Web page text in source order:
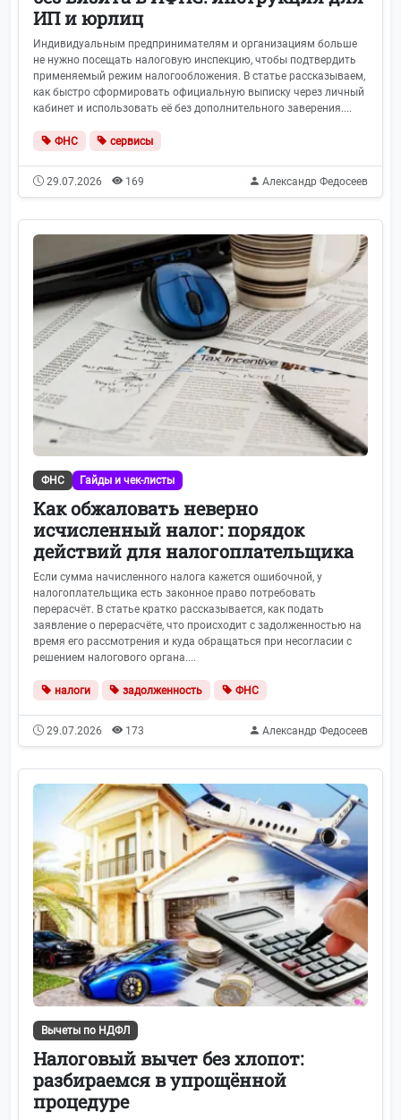
ИП и юрлиц
Индивидуальным предпринимателям и организациям больше
не нужно посещать налоговую инспекцию, чтобы подтвердить
применяемый режим налогообложения. В статье рассказываем,
как быстро сформировать официальную выписку через личный
кабинет и использовать её без дополнительного заверения....
ФНС сервисы
29.07.2026 169 Александр Федосеев
ФНС Гайды и чек-листы
Как обжаловать неверно
исчисленный налог: порядок
действий для налогоплательщика
Если сумма начисленного налога кажется ошибочной, у
налогоплательщика есть законное право потребовать
перерасчёт. В статье кратко рассказывается, как подать
заявление о перерасчёте, что происходит с задолженностью на
время его рассмотрения и куда обращаться при несогласии с
решением налогового органа....
налоги задолженность ФНС
29.07.2026 173 Александр Федосеев
Вычеты по НДФЛ
Налоговый вычет без хлопот:
разбираемся в упрощённой
процедуре